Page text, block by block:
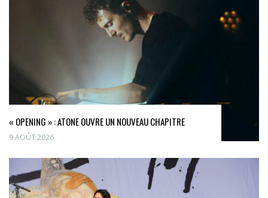
« OPENING » : ATONE OUVRE UN NOUVEAU CHAPITRE
9 AOÛT 2026